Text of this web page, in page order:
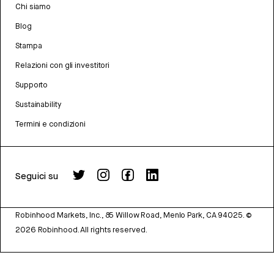
Chi siamo
Blog
Stampa
Relazioni con gli investitori
Supporto
Sustainability
Termini e condizioni
Seguici su
Robinhood Markets, Inc., 85 Willow Road, Menlo Park, CA 94025. ©
2026 Robinhood. All rights reserved.